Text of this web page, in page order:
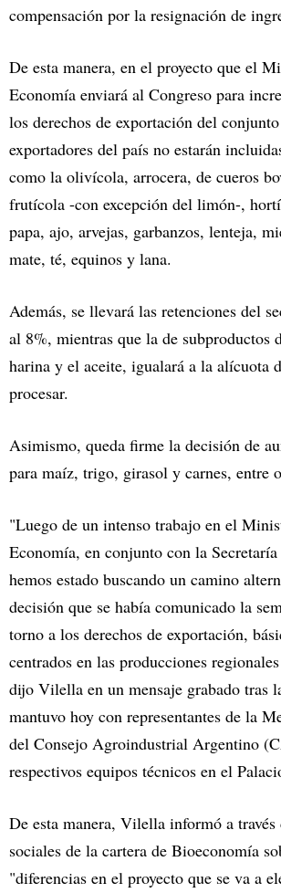
compensación por la resignación de
De esta manera, en el proyecto que el
Economía enviará al Congreso para
los derechos de exportación del
exportadores del país no estarán
como la olivícola, arrocera, de cueros
frutícola -con excepción del limón-,
papa, ajo, arvejas, garbanzos, lenteja,
mate, té, equinos y lana.
Además, se llevará las retenciones del
al 8%, mientras que la de subproductos
harina y el aceite, igualará a la alícuota
procesar.
Asimismo, queda firme la decisión de
para maíz, trigo, girasol y carnes, entre
"Luego de un intenso trabajo en el
Economía, en conjunto con la
hemos estado buscando un camino
decisión que se había comunicado la
torno a los derechos de exportación,
centrados en las producciones
dijo Vilella en un mensaje grabado tras
mantuvo hoy con representantes de la
del Consejo Agroindustrial Argentino
respectivos equipos técnicos en el
De esta manera, Vilella informó a través
sociales de la cartera de Bioeconomía
"diferencias en el proyecto que se va a